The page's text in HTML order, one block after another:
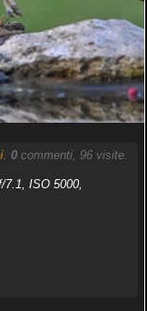
. 0commenti, 96 visite.
7.1, ISO 5000,